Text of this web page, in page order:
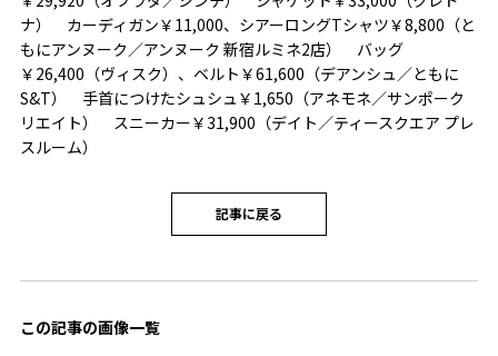
ナ） カーディガン￥11,000、シアーロングTシャツ￥8,800（と
もにアンヌーク／アンヌーク 新宿ルミネ2店） バッグ
￥26,400（ヴィスク）、ベルト￥61,600（デアンシュ／ともに
S&T） 手首につけたシュシュ￥1,650（アネモネ／サンポーク
リエイト） スニーカー￥31,900（デイト／ティースクエア プレ
スルーム）
記事に戻る
この記事の画像一覧